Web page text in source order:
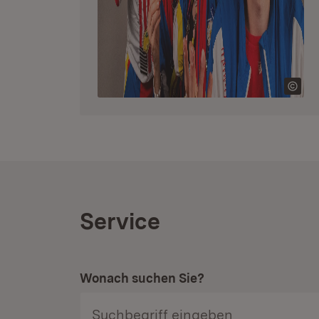
Service
Wonach suchen Sie?